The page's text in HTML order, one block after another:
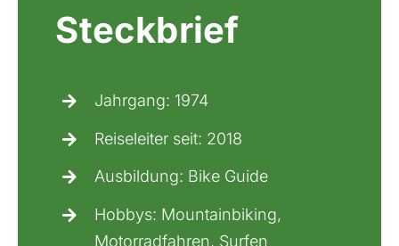
Steckbrief
Jahrgang: 1974
Reiseleiter seit: 2018
Ausbildung: Bike Guide
Hobbys: Mountainbiking,
Motorradfahren, Surfen